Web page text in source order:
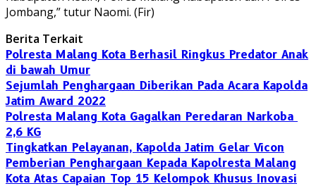
Jombang,” tutur Naomi. (Fir)
Berita Terkait
Polresta Malang Kota Berhasil Ringkus Predator Anak
di bawah Umur
Sejumlah Penghargaan Diberikan Pada Acara Kapolda
Jatim Award 2022
Polresta Malang Kota Gagalkan Peredaran Narkoba
2,6 KG
Tingkatkan Pelayanan, Kapolda Jatim Gelar Vicon
Pemberian Penghargaan Kepada Kapolresta Malang
Kota Atas Capaian Top 15 Kelompok Khusus Inovasi